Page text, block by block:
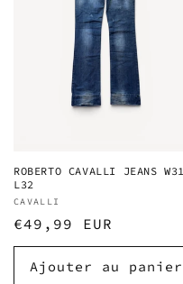
ROBERTO CAVALLI JEANS W31
L32
Fournisseur :
CAVALLI
Prix
habituel
€49,99 EUR
Ajouter au panier